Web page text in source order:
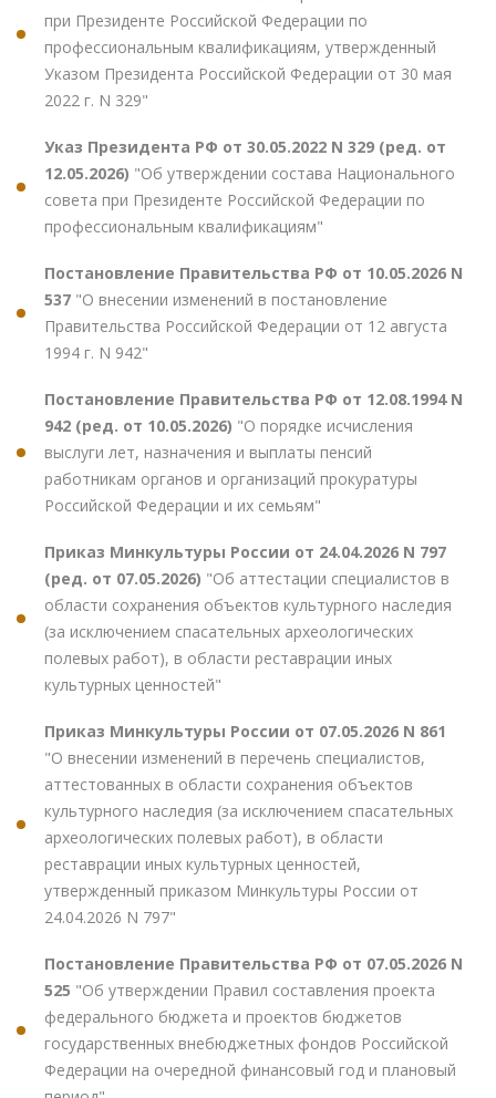
при Президенте Российской Федерации по
профессиональным квалификациям, утвержденный
Указом Президента Российской Федерации от 30 мая
2022 г. N 329"
Указ Президента РФ от 30.05.2022 N 329 (ред. от
12.05.2026) "Об утверждении состава Национального
совета при Президенте Российской Федерации по
профессиональным квалификациям"
Постановление Правительства РФ от 10.05.2026 N
537 "О внесении изменений в постановление
Правительства Российской Федерации от 12 августа
1994 г. N 942"
Постановление Правительства РФ от 12.08.1994 N
942 (ред. от 10.05.2026) "О порядке исчисления
выслуги лет, назначения и выплаты пенсий
работникам органов и организаций прокуратуры
Российской Федерации и их семьям"
Приказ Минкультуры России от 24.04.2026 N 797
(ред. от 07.05.2026) "Об аттестации специалистов в
области сохранения объектов культурного наследия
(за исключением спасательных археологических
полевых работ), в области реставрации иных
культурных ценностей"
Приказ Минкультуры России от 07.05.2026 N 861
"О внесении изменений в перечень специалистов,
аттестованных в области сохранения объектов
культурного наследия (за исключением спасательных
археологических полевых работ), в области
реставрации иных культурных ценностей,
утвержденный приказом Минкультуры России от
24.04.2026 N 797"
Постановление Правительства РФ от 07.05.2026 N
525 "Об утверждении Правил составления проекта
федерального бюджета и проектов бюджетов
государственных внебюджетных фондов Российской
Федерации на очередной финансовый год и плановый